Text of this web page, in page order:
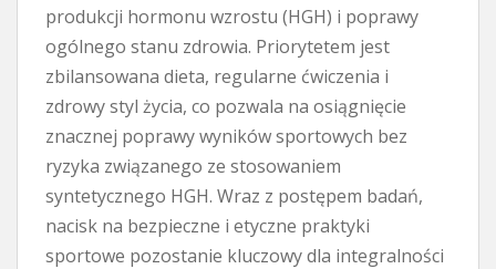
produkcji hormonu wzrostu (HGH) i poprawy
ogólnego stanu zdrowia. Priorytetem jest
zbilansowana dieta, regularne ćwiczenia i
zdrowy styl życia, co pozwala na osiągnięcie
znacznej poprawy wyników sportowych bez
ryzyka związanego ze stosowaniem
syntetycznego HGH. Wraz z postępem badań,
nacisk na bezpieczne i etyczne praktyki
sportowe pozostanie kluczowy dla integralności